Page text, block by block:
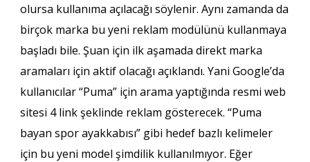
olursa kullanıma açılacağı söylenir. Aynı zamanda da
birçok marka bu yeni reklam modülünü kullanmaya
başladı bile. Şuan için ilk aşamada direkt marka
aramaları için aktif olacağı açıklandı. Yani Google’da
kullanıcılar “Puma” için arama yaptığında resmi web
sitesi 4 link şeklinde reklam gösterecek. “Puma
bayan spor ayakkabısı” gibi hedef bazlı kelimeler
için bu yeni model şimdilik kullanılmıyor. Eğer